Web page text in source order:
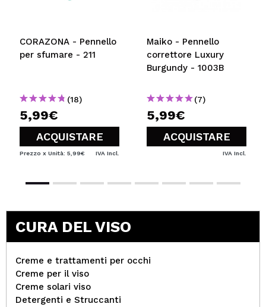
CORAZONA - Pennello
per sfumare - 211
(18)
5,99€
ACQUISTARE
Prezzo x Unità: 5,99€ IVA Incl.
Maiko - Pennello
correttore Luxury
Burgundy - 1003B
(7)
5,99€
ACQUISTARE
IVA Incl.
CURA DEL VISO
Creme e trattamenti per occhi
Creme per il viso
Creme solari viso
Detergenti e Struccanti